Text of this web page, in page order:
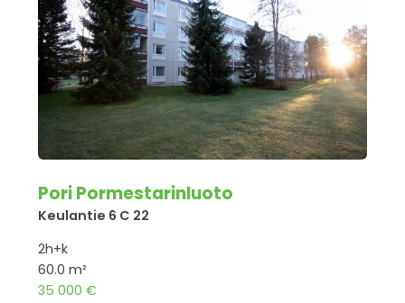
Pori Pormestarinluoto
Keulantie 6 C 22
2h+k
60.0 m²
35 000 €